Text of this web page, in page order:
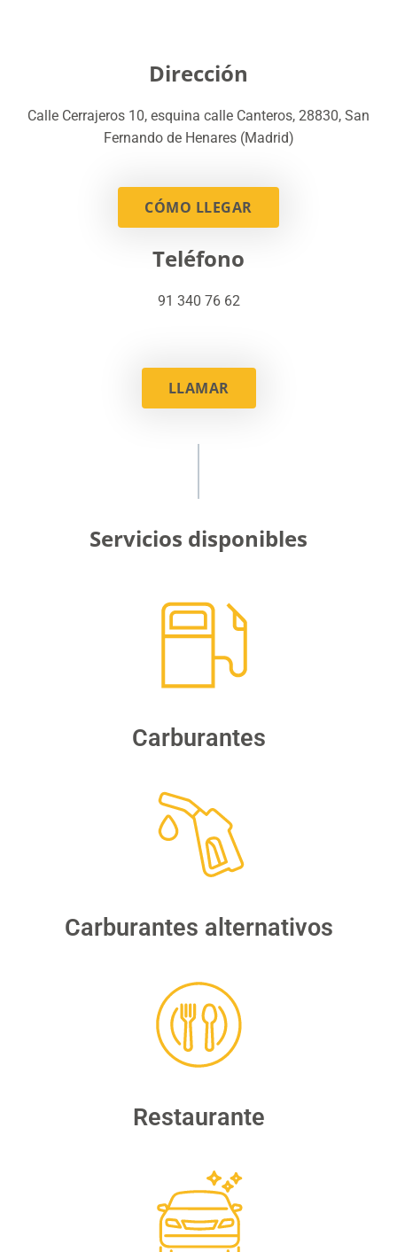
Dirección
Calle Cerrajeros 10, esquina calle Canteros, 28830, San
Fernando de Henares (Madrid)
CÓMO LLEGAR
Teléfono
91 340 76 62
LLAMAR
Servicios disponibles
Carburantes
Carburantes alternativos
Restaurante